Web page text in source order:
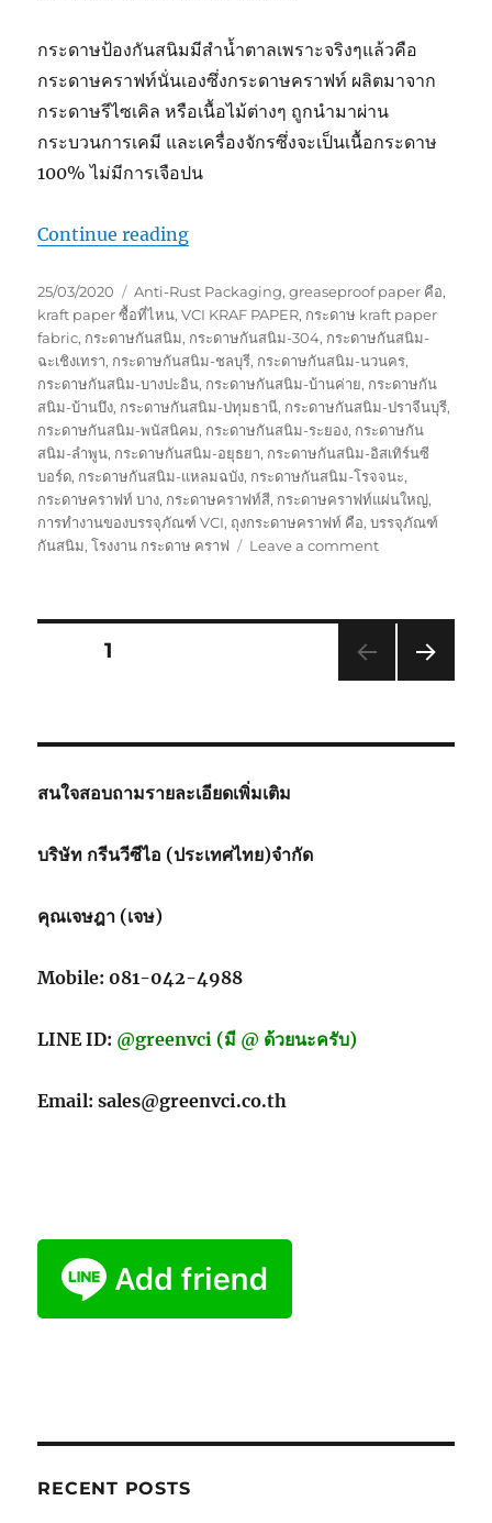
กระดาษป้องกันสนิมมีสำน้ำตาลเพราะจริงๆแล้วคือ
กระดาษคราฟท์นั่นเองซึ่งกระดาษคราฟท์ ผลิตมาจาก
กระดาษรีไซเคิล หรือเนื้อไม้ต่างๆ ถูกนำมาผ่าน
กระบวนการเคมี และเครื่องจักรซึ่งจะเป็นเนื้อกระดาษ
100% ไม่มีการเจือปน
Continue reading“กระดาษกันสนิมทำไมสีน้ำตาล”
Posted
on
25/03/2020 Tags
Anti-Rust Packaging,greaseproof paper คือ,
kraft paper ซื้อที่ไหน,VCI KRAF PAPER, กระดาษ kraft paper
fabric, กระดาษกันสนิม, กระดาษกันสนิม-304, กระดาษกันสนิม-
ฉะเชิงเทรา, กระดาษกันสนิม-ชลบุรี, กระดาษกันสนิม-นวนคร,
กระดาษกันสนิม-บางปะอิน, กระดาษกันสนิม-บ้านค่าย, กระดาษกัน
สนิม-บ้านบึง, กระดาษกันสนิม-ปทุมธานี, กระดาษกันสนิม-ปราจีนบุรี,
กระดาษกันสนิม-พนัสนิคม, กระดาษกันสนิม-ระยอง, กระดาษกัน
สนิม-ลำพูน, กระดาษกันสนิม-อยุธยา, กระดาษกันสนิม-อิสเทิร์นซี
บอร์ด, กระดาษกันสนิม-แหลมฉบัง, กระดาษกันสนิม-โรจจนะ,
กระดาษคราฟท์ บาง, กระดาษคราฟท์สี, กระดาษคราฟท์แผ่นใหญ่,
การทำงานของบรรจุภัณฑ์ VCI, ถุงกระดาษคราฟท์ คือ,บรรจุภัณฑ์
กันสนิม,โรงงาน กระดาษ คราฟ Leave a commenton
น้ำตาล
Posts
PAGE1
สนใจสอบถามรายละเอียดเพิ่มเติม
บริษัท กรีนวีซีไอ (ประเทศไทย)จำกัด
คุณเจษฎา (เจษ)
Mobile: 081-042-4988
LINE ID: @greenvci (มี @ ด้วยนะครับ)
Email: sales@greenvci.co.th
RECENT POSTS